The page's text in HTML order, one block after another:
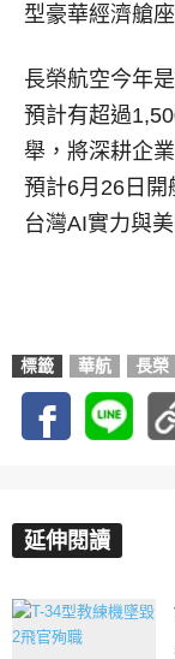
型豪華經濟艙座
長榮航空今年
預計有超過
舉，將深耕企
預計6月26日
台灣AI實力與
標籤 華航 長榮
延伸閱讀